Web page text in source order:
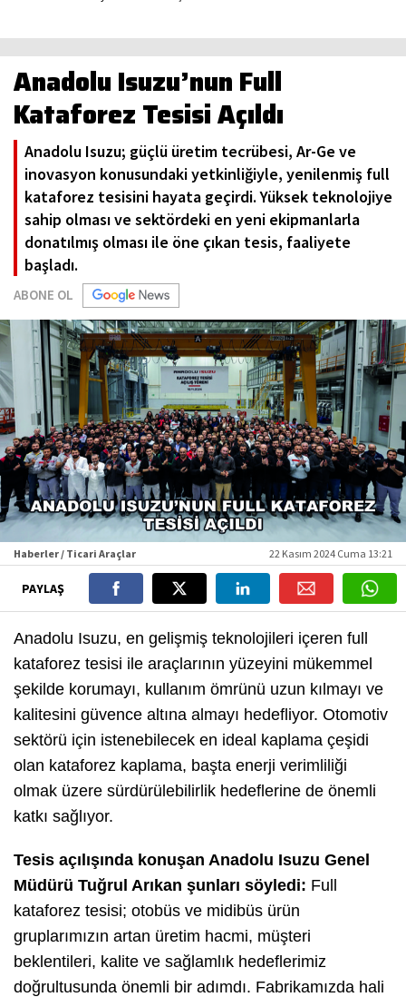
Anadolu Isuzu’nun Full
Kataforez Tesisi Açıldı
Anadolu Isuzu; güçlü üretim tecrübesi, Ar-Ge ve
inovasyon konusundaki yetkinliğiyle, yenilenmiş full
kataforez tesisini hayata geçirdi. Yüksek teknolojiye
sahip olması ve sektördeki en yeni ekipmanlarla
donatılmış olması ile öne çıkan tesis, faaliyete
başladı.
ABONE OL
Haberler / Ticari Araçlar 22 Kasım 2024 Cuma 13:21
PAYLAŞ
Anadolu Isuzu, en gelişmiş teknolojileri içeren full
kataforez tesisi ile araçlarının yüzeyini mükemmel
şekilde korumayı, kullanım ömrünü uzun kılmayı ve
kalitesini güvence altına almayı hedefliyor. Otomotiv
sektörü için istenebilecek en ideal kaplama çeşidi
olan kataforez kaplama, başta enerji verimliliği
olmak üzere sürdürülebilirlik hedeflerine de önemli
katkı sağlıyor.
Tesis açılışında konuşan Anadolu Isuzu Genel
Müdürü Tuğrul Arıkan şunları söyledi: Full
kataforez tesisi; otobüs ve midibüs ürün
gruplarımızın artan üretim hacmi, müşteri
beklentileri, kalite ve sağlamlık hedeflerimiz
doğrultusunda önemli bir adımdı. Fabrikamızda hali